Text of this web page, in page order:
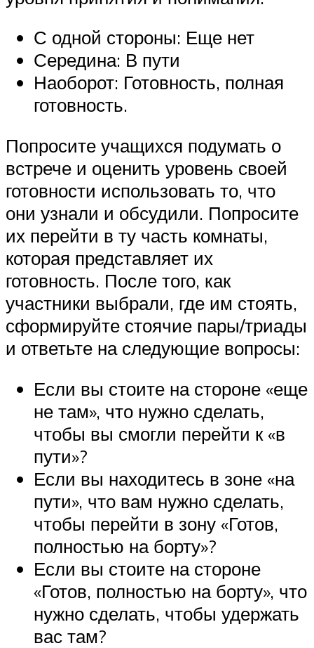
С одной стороны: Еще нет
Середина: В пути
Наоборот: Готовность, полная
готовность.
Попросите учащихся подумать о
встрече и оценить уровень своей
готовности использовать то, что
они узнали и обсудили. Попросите
их перейти в ту часть комнаты,
которая представляет их
готовность. После того, как
участники выбрали, где им стоять,
сформируйте стоячие пары/триады
и ответьте на следующие вопросы:
Если вы стоите на стороне «еще
не там», что нужно сделать,
чтобы вы смогли перейти к «в
пути»?
Если вы находитесь в зоне «на
пути», что вам нужно сделать,
чтобы перейти в зону «Готов,
полностью на борту»?
Если вы стоите на стороне
«Готов, полностью на борту», что
нужно сделать, чтобы удержать
вас там?